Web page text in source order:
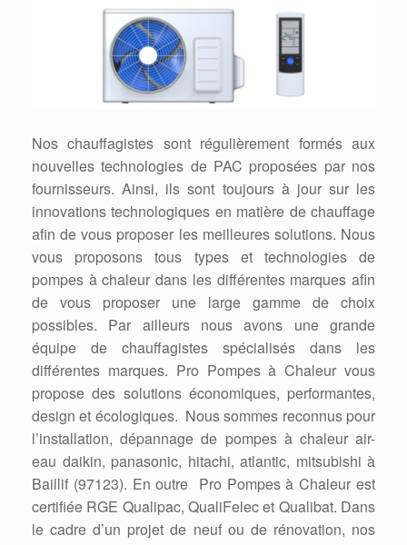
Nos chauffagistes sont régulièrement formés aux
nouvelles technologies de PAC proposées par nos
fournisseurs. Ainsi, ils sont toujours à jour sur les
innovations technologiques en matière de chauffage
afin de vous proposer les meilleures solutions. Nous
vous proposons tous types et technologies de
pompes à chaleur dans les différentes marques afin
de vous proposer une large gamme de choix
possibles. Par ailleurs nous avons une grande
équipe de chauffagistes spécialisés dans les
différentes marques. Pro Pompes à Chaleur vous
propose des solutions économiques, performantes,
design et écologiques. Nous sommes reconnus pour
l’installation, dépannage de pompes à chaleur air-
eau daikin, panasonic, hitachi, atlantic, mitsubishi à
Baillif (97123). En outre Pro Pompes à Chaleur est
certifiée RGE Qualipac, QualiFelec et Qualibat. Dans
le cadre d’un projet de neuf ou de rénovation, nos